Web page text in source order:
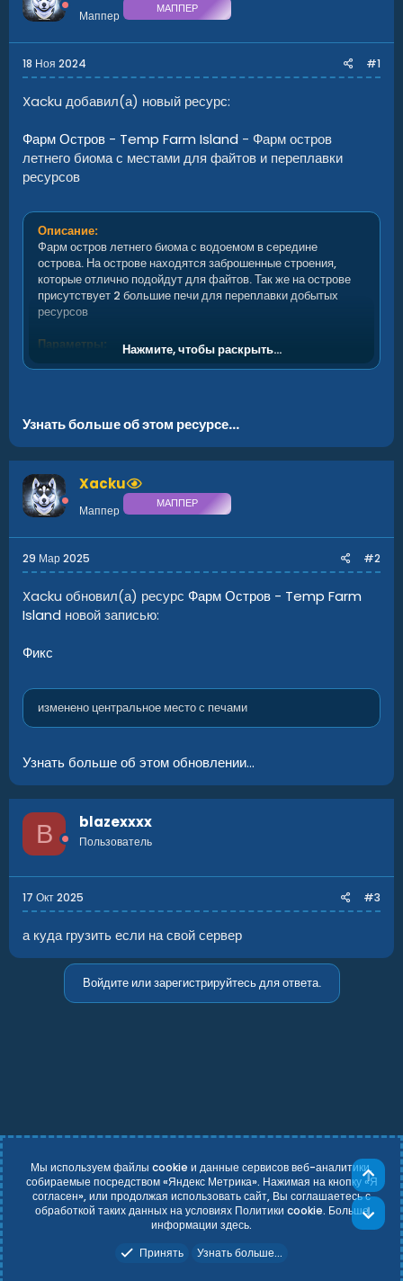
Маппер МАППЕР
18 Ноя 2024 #1
Xacku добавил(а) новый ресурс:
Фарм Остров - Temp Farm Island - Фарм остров
летнего биома с местами для файтов и переплавки
ресурсов
Описание:
Фарм остров летнего биома с водоемом в середине
острова. На острове находятся заброшенные строения,
которые отлично подойдут для файтов. Так же на острове
присутствует 2 большие печи для переплавки добытых
ресурсов
Параметры:
Размер фарм острова: 450м
Маска высот
Маска биомов
[COLOR=rgb(251, 160...[/B]
Нажмите, чтобы раскрыть...
Узнать больше об этом ресурсе...
Xacku
Маппер МАППЕР
29 Мар 2025 #2
Xacku обновил(а) ресурс Фарм Остров - Temp Farm
Island новой записью:
Фикс
изменено центральное место с печами
Узнать больше об этом обновлении...
B blazexxxx
Пользователь
17 Окт 2025 #3
а куда грузить если на свой сервер
Войдите или зарегистрируйтесь для ответа.
Russian (RU)
Условия и правила
Политика конфиденциальности
Справка Главная
R
Мы используем файлы cookie и данные сервисов веб-аналитики,
собираемые посредством «Яндекс Метрика». Нажимая на кнопку «Я
согласен», или продолжая использовать сайт, Вы соглашаетесь с
обработкой таких данных на условиях Политики cookie. Больше
информации здесь.
Принять
Узнать больше...